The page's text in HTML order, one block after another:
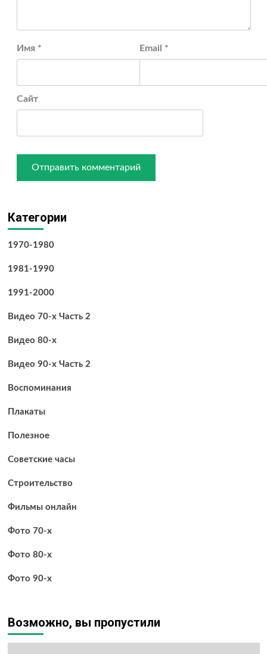
Имя * Email *
Сайт
Категории
1970-1980
1981-1990
1991-2000
Видео 70-х Часть 2
Видео 80-х
Видео 90-х Часть 2
Воспоминания
Плакаты
Полезное
Советские часы
Строительство
Фильмы онлайн
Фото 70-х
Фото 80-х
Фото 90-х
Возможно, вы пропустили